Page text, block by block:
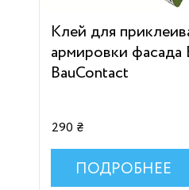
Клей для
армировки фасада
BauContact
290 ₴
ПОДРОБНЕЕ